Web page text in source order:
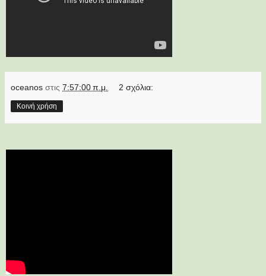
oceanos στις 7:57:00 π.μ. 2 σχόλια:
Κοινή χρήση